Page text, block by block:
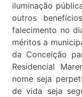
iluminação
outros
falecimento no
méritos a
da Conceição
Residencial
nome seja
de vida seja